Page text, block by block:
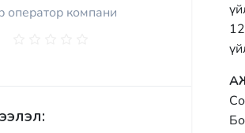
оператор компани